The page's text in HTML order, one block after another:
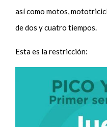
así como motos,
de dos y cuatro tiempos.
Esta es la restricción: